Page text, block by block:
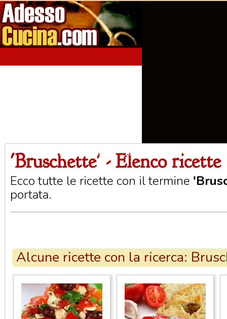
Home Aperitivi Antipasti Primi Piatti
'Bruschette' - Elenco ricette
Ecco tutte le ricette con il termine
portata.
Alcune ricette con la ricerca: